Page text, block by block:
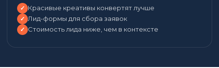
✓ Красивые креативы конвертят лучше
✓ Лид-формы для сбора заявок
✓ Стоимость лида ниже, чем в контексте